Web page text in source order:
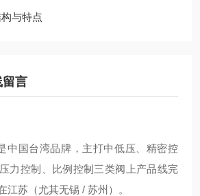
与特点
留言
中国台湾品牌，主打中低压、精密控
力控制、比例控制三类阀上产品线完
江苏（尤其无锡 / 苏州）。